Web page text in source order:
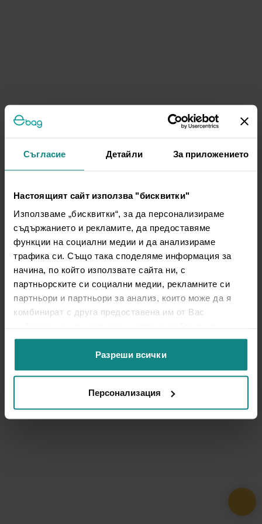
Съгласие Детайли За приложението
Настоящият сайт използва "бисквитки"
Използваме „бисквитки“, за да персонализираме
съдържанието и рекламите, да предоставяме
функции на социални медии и да анализираме
трафика си. Също така споделяме информация за
начина, по който използвате сайта ни, с
партньорските си социални медии, рекламните си
партньори и партньори за анализ, които може да я
комбинират с друга предоставена им от Вас
ползването от Ваша страна на услугите им.
Разреши всички
Персонализация